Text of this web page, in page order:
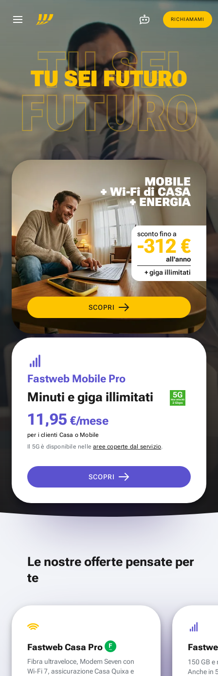
RICHIAMAMI
TU SEI
FUTURO
TU SEI FUTURO
MOBILE
+ Wi-Fi di CASA
+ ENERGIA
SCOPRI
sconto fino a
-312 €
all'anno
+ giga illimitati
Fastweb Mobile Pro
Minuti e giga illimitati
11,95 €/mese
per i clienti Casa o Mobile
Il 5G è disponibile nellearee coperte dal servizio.
SCOPRI
Le nostre offerte pensate per
te
Fastweb Casa Pro
Fibra ultraveloce, Modem Seven con
Wi‑Fi 7, assicurazione Casa Quixa e
150 GB e
Anche in